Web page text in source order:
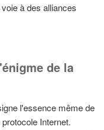
à des alliances
de la
l'essence même de
Internet.